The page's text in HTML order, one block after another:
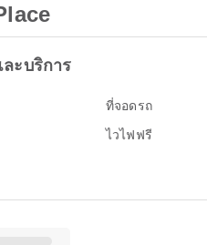
ะบริการ
ที่จอดรถ
ไวไฟฟรี